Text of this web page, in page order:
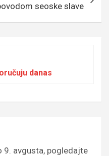
seoske slave
danas
9. avgusta, pogledajte